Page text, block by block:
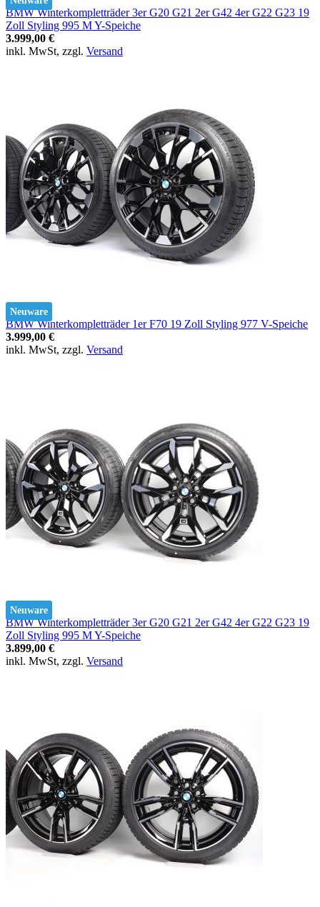
BMW Winterkompletträder 3er G20 G21 2er G42 4er G22 G23 19
Zoll Styling 995 M Y-Speiche
3.999,00 €
inkl. MwSt, zzgl. Versand
Neuware
BMW Winterkompletträder 1er F70 19 Zoll Styling 977 V-Speiche
3.999,00 €
inkl. MwSt, zzgl. Versand
Neuware
BMW Winterkompletträder 3er G20 G21 2er G42 4er G22 G23 19
Zoll Styling 995 M Y-Speiche
3.899,00 €
inkl. MwSt, zzgl. Versand